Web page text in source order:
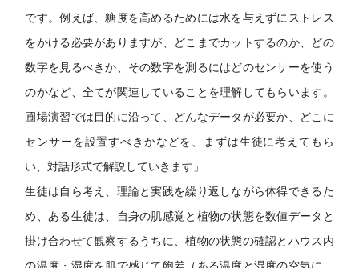
です。例えば、糖度を高めるためには水を与えずにストレス
をかける必要がありますが、どこまでカットするのか、どの
数字を見るべきか、その数字を測るにはどのセンサーを使う
のかなど、全てが関連していることを理解してもらいます。
圃場演習では目的に沿って、どんなデータが必要か、どこに
センサーを設置すべきかなどを、まずは生徒に考えてもら
い、対話形式で解説していきます」
生徒は自ら考え、理論と実践を繰り返しながら体得できるた
め、ある生徒は、自身の肌感覚と植物の状態を数値データと
掛け合わせて観察するうちに、植物の状態の確認とハウス内
の温度・湿度を肌で感じて飽差（ある温度と湿度の空気に、